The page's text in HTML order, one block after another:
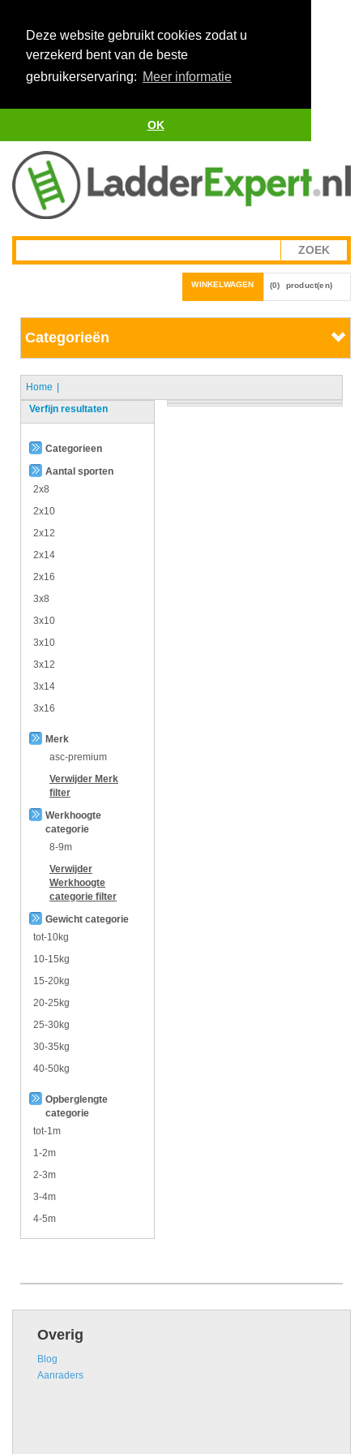
Deze website gebruikt cookies zodat u
verzekerd bent van de beste
gebruikerservaring: Meer informatie
OK
WINKELWAGEN (0) product(en)
Categorieën
Home
Verfijn resultaten
Categorieen
Aantal sporten
2x8
2x10
2x12
2x14
2x16
3x8
3x10
3x10
3x12
3x14
3x16
Merk
asc-premium
Verwijder Merk
filter
Werkhoogte
categorie
8-9m
Verwijder
Werkhoogte
categorie filter
Gewicht categorie
tot-10kg
10-15kg
15-20kg
20-25kg
25-30kg
30-35kg
40-50kg
Opberglengte
categorie
tot-1m
1-2m
2-3m
3-4m
4-5m
Overig
Blog
Aanraders